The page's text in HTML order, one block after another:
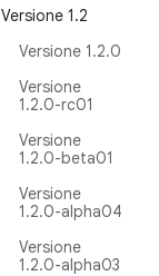
Versione 1.2
Versione 1.2.0
Versione
1.2.0-rc01
Versione
1.2.0-beta01
Versione
1.2.0-alpha04
Versione
1.2.0-alpha03